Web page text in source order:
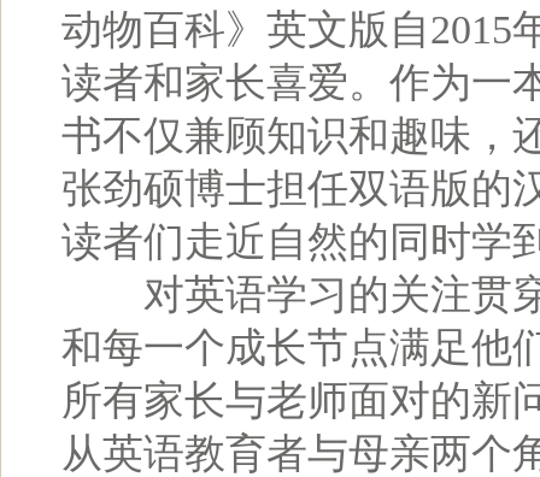
动物百科》英文版自2015
读者和家长喜爱。作为一
书不仅兼顾知识和趣味，
张劲硕博士担任双语版的
读者们走近自然的同时学
对英语学习的关注贯穿
和每一个成长节点满足他
所有家长与老师面对的新
从英语教育者与母亲两个